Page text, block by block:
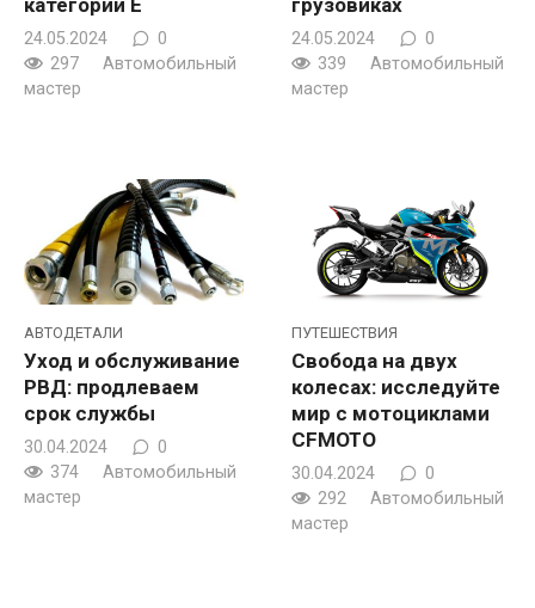
категории Е
24.05.2024
0
297
Автомобильный
мастер
грузовиках
24.05.2024
0
339
Автомобильный
мастер
АВТОДЕТАЛИ
Уход и обслуживание
РВД: продлеваем
срок службы
30.04.2024
0
374
Автомобильный
мастер
ПУТЕШЕСТВИЯ
Свобода на двух
колесах: исследуйте
мир с мотоциклами
CFMOTO
30.04.2024
0
292
Автомобильный
мастер